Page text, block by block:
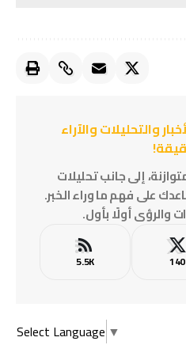
والتحليلات والآراء
إلى جانب تحليلات
على فهم ما وراء الخبر.
والرؤى أولًا بأول.
140
5.5K
Select Language ▼